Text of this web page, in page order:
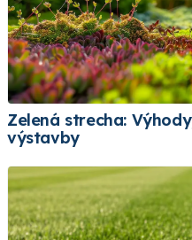
Zelená strecha:
výstavby